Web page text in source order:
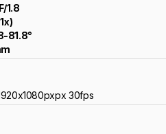
F/1.8
1x)
-81.8°
30fps